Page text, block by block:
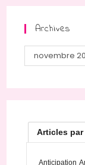
Archives
Archives
novembre
Articles par
Anticipation